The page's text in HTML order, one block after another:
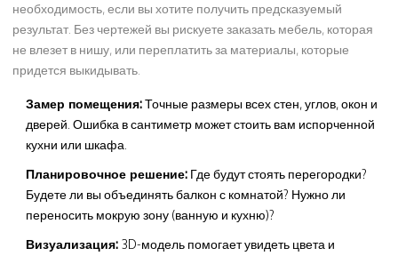
необходимость, если вы хотите получить предсказуемый
результат. Без чертежей вы рискуете заказать мебель, которая
не влезет в нишу, или переплатить за материалы, которые
придется выкидывать.
Замер помещения:Точные размеры всех стен, углов, окон и
дверей. Ошибка в сантиметр может стоить вам испорченной
кухни или шкафа.
Планировочное решение: Где будут стоять перегородки?
Будете ли вы объединять балкон с комнатой? Нужно ли
переносить мокрую зону (ванную и кухню)?
Визуализация: 3D-модель помогает увидеть цвета и